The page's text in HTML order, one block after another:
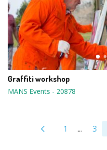
Graffiti workshop
MANS Events - 20878
1 ... 3